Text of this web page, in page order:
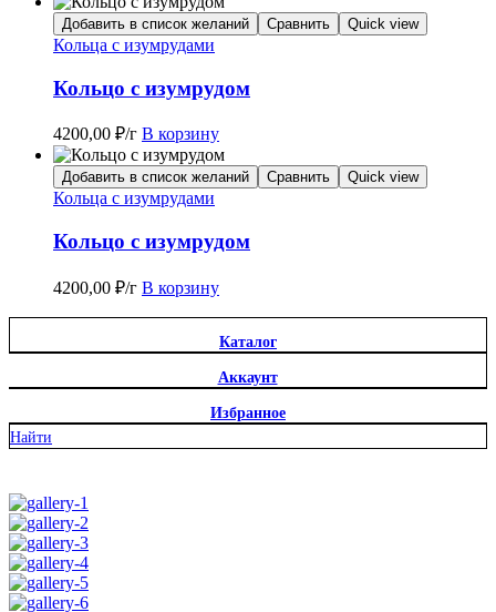
Добавить в список желаний Сравнить Quick view
Кольца с изумрудами
Кольцо с изумрудом
4200,00 ₽/г В корзину
Добавить в список желаний Сравнить Quick view
Кольца с изумрудами
Кольцо с изумрудом
4200,00 ₽/г В корзину
Каталог
Аккаунт
Избранное
Найти